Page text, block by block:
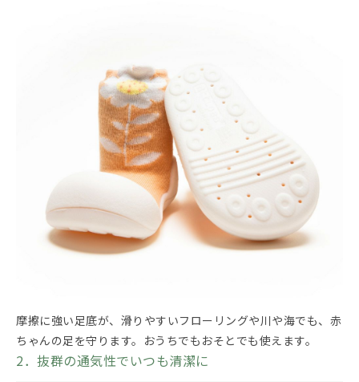
摩擦に強い足底が、滑りやすいフローリングや川や海でも、赤
ちゃんの足を守ります。おうちでもおそとでも使えます。
2．抜群の通気性でいつも清潔に